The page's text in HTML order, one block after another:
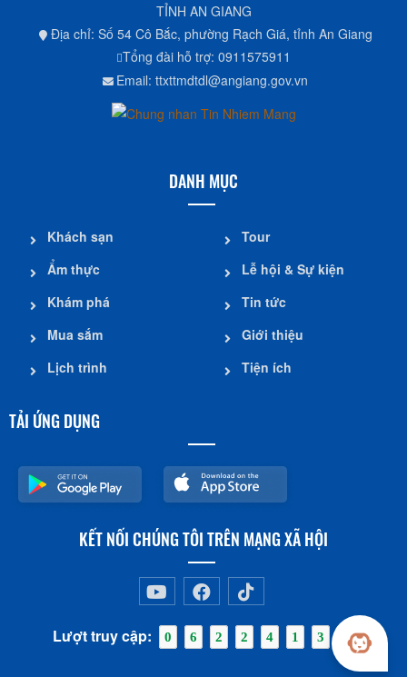
TỈNH AN GIANG
Địa chỉ: Số 54 Cô Bắc, phường Rạch Giá, tỉnh An Giang
Tổng đài hỗ trợ: 0911575911
Email: ttxttmdtdl@angiang.gov.vn
DANH MỤC
Khách sạn
Ẩm thực
Khám phá
Mua sắm
Lịch trình
Tour
Lễ hội & Sự kiện
Tin tức
Giới thiệu
Tiện ích
TẢI ỨNG DỤNG
KẾT NỐI CHÚNG TÔI TRÊN MẠNG XÃ HỘI
Lượt truy cập: 0 6 2 2 4 1 3 1